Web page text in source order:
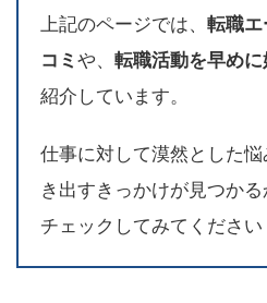
上記のページでは、 転職エ
コミ や、 転職活動を早め
紹介しています。
仕事に対して漠然とした
き出すきっかけが見つか
チェックしてみてください